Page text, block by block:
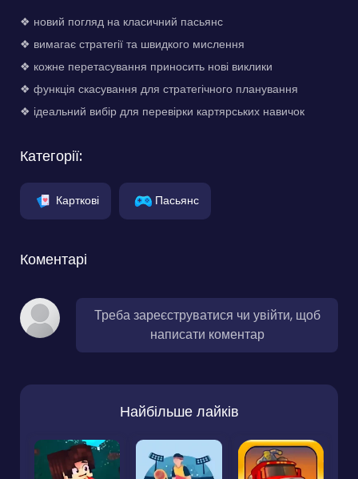
❖ новий погляд на класичний пасьянс
❖ вимагає стратегії та швидкого мислення
❖ кожне перетасування приносить нові виклики
❖ функція скасування для стратегічного планування
❖ ідеальний вибір для перевірки картярських навичок
Категорії:
Карткові Пасьянс
Коментарі
Треба зареєструватися чи увійти, щоб
написати коментар
Найбільше лайків